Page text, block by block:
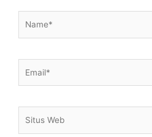
Web